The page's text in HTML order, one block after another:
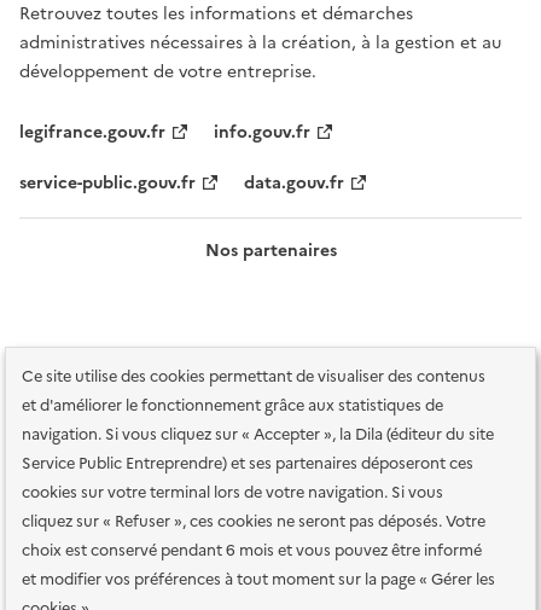
Ce site utilise des cookies permettant de visualiser des contenus
et d'améliorer le fonctionnement grâce aux statistiques de
navigation. Si vous cliquez sur « Accepter », la Dila (éditeur du site
Service Public Entreprendre) et ses partenaires déposeront ces
cookies sur votre terminal lors de votre navigation. Si vous
cliquez sur « Refuser », ces cookies ne seront pas déposés. Votre
choix est conservé pendant 6 mois et vous pouvez être informé
et modifier vos préférences à tout moment sur la page « Gérer les
Retrouvez toutes les informations et démarches
administratives nécessaires à la création, à la gestion et au
développement de votre entreprise.
legifrance.gouv.fr
info.gouv.fr
service-public.gouv.fr
data.gouv.fr
Nos partenaires
Plan du site Accessibilité : totalement conforme
Accessibilité des
services en ligne
Mentions légales Données personnelles et sécurité
Conditions générales d'utilisation
Gestion des cookies
Paramètres d'affichage